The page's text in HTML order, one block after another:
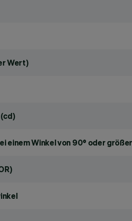
Wert)
einem Winkel von 90° oder